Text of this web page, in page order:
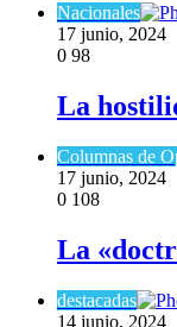
Nacionales
17 junio, 2024
0 98
La
Columnas de
17 junio, 2024
0 108
La
destacadas
14 junio, 2024